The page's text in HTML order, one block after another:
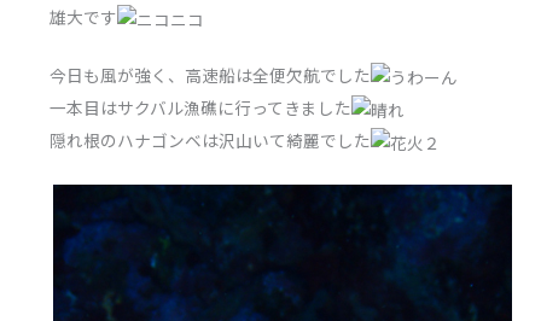
雄大です
今日も風が強く、高速船は全便欠航でした
一本目はサクバル漁礁に行ってきました
隠れ根のハナゴンベは沢山いて綺麗でした